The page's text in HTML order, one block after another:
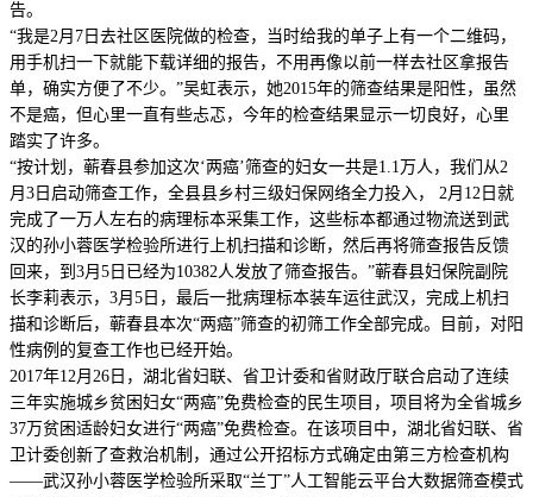
告。
“我是2月7日去社区医院做的检查，当时给我的单子上有一个二维码，
用手机扫一下就能下载详细的报告，不用再像以前一样去社区拿报告
单，确实方便了不少。”吴虹表示，她2015年的筛查结果是阳性，虽然
不是癌，但心里一直有些忐忑，今年的检查结果显示一切良好，心里
踏实了许多。
“按计划，蕲春县参加这次‘两癌’筛查的妇女一共是1.1万人，我们从2
月3日启动筛查工作，全县县乡村三级妇保网络全力投入， 2月12日就
完成了一万人左右的病理标本采集工作，这些标本都通过物流送到武
汉的孙小蓉医学检验所进行上机扫描和诊断，然后再将筛查报告反馈
回来，到3月5日已经为10382人发放了筛查报告。”蕲春县妇保院副院
长李莉表示，3月5日，最后一批病理标本装车运往武汉，完成上机扫
描和诊断后，蕲春县本次“两癌”筛查的初筛工作全部完成。目前，对阳
性病例的复查工作也已经开始。
2017年12月26日，湖北省妇联、省卫计委和省财政厅联合启动了连续
三年实施城乡贫困妇女“两癌”免费检查的民生项目，项目将为全省城乡
37万贫困适龄妇女进行“两癌”免费检查。在该项目中，湖北省妇联、省
卫计委创新了查救治机制，通过公开招标方式确定由第三方检查机构
——武汉孙小蓉医学检验所采取“兰丁”人工智能云平台大数据筛查模式